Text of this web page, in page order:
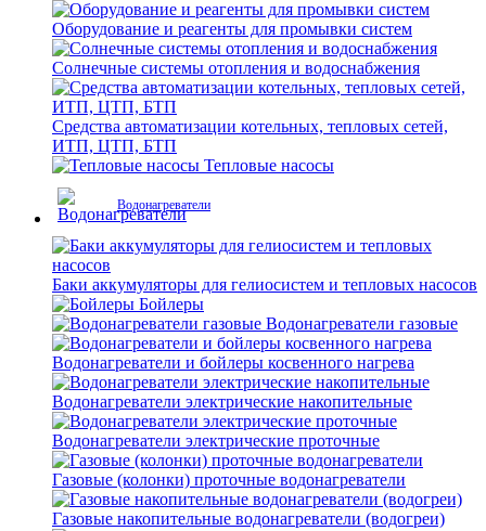
Оборудование и реагенты для промывки систем
Солнечные системы отопления и водоснабжения
Средства автоматизации котельных, тепловых сетей,
ИТП, ЦТП, БТП
Тепловые насосы
Водонагреватели
Баки аккумуляторы для гелиосистем и тепловых насосов
Бойлеры
Водонагреватели газовые
Водонагреватели и бойлеры косвенного нагрева
Водонагреватели электрические накопительные
Водонагреватели электрические проточные
Газовые (колонки) проточные водонагреватели
Газовые накопительные водонагреватели (водогреи)